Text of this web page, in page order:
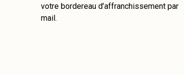
votre bordereau d’affranchissement par
mail.